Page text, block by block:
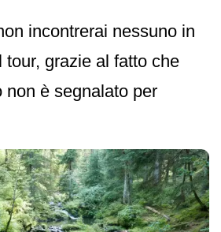
incontrerai nessuno in
tour, grazie al fatto che
non è segnalato per